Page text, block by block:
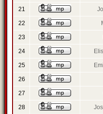
21
22
23
24
25
26
27
28